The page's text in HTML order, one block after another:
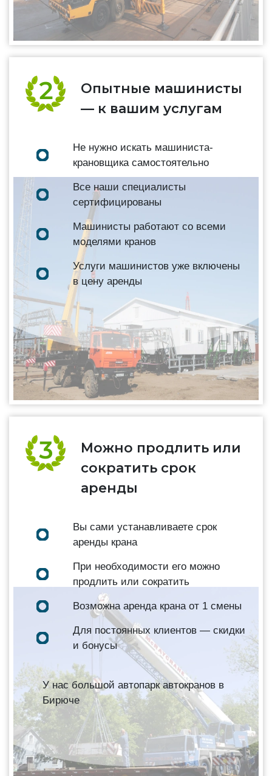
Опытные машинисты
— к вашим услугам
Не нужно искать машиниста-
крановщика самостоятельно
Все наши специалисты
сертифицированы
Машинисты работают со всеми
моделями кранов
Услуги машинистов уже включены
в цену аренды
Можно продлить или
сократить срок
аренды
Вы сами устанавливаете срок
аренды крана
При необходимости его можно
продлить или сократить
Возможна аренда крана от 1 смены
Для постоянных клиентов — скидки
и бонусы
У нас большой автопарк автокранов в
Бирюче